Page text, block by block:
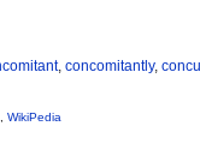
, concomitantly,
WikiPedia